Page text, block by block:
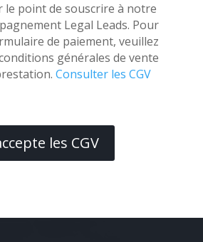
le point de souscrire à notre
Legal Leads. Pour
de paiement, veuillez
générales de vente
Consulter les CGV
les CGV